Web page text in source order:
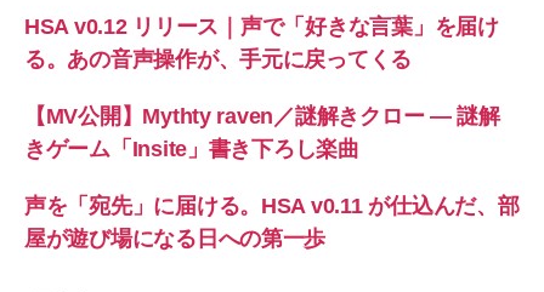
HSA v0.12 リリース｜声で「好きな言葉」を届け
る。あの音声操作が、手元に戻ってくる
【MV公開】Mythty raven／謎解きクロー — 謎解
きゲーム「Insite」書き下ろし楽曲
声を「宛先」に届ける。HSA v0.11 が仕込んだ、部
屋が遊び場になる日への第一歩